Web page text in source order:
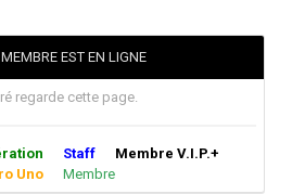
EST EN LIGNE
regarde cette page.
Staff
Membre V.I.P.+
Uno Membre